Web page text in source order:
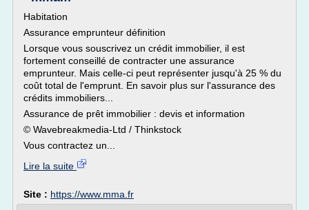
Habitation
Assurance emprunteur définition
Lorsque vous souscrivez un crédit immobilier, il est
fortement conseillé de contracter une assurance
emprunteur. Mais celle-ci peut représenter jusqu'à 25 % du
coût total de l'emprunt. En savoir plus sur l'assurance des
crédits immobiliers...
Assurance de prêt immobilier : devis et information
© Wavebreakmedia-Ltd / Thinkstock
Vous contractez un...
Lire la suite
Site : https://www.mma.fr